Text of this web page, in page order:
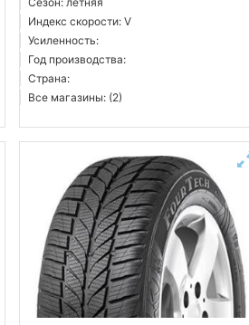
Индекс скорости: V
Усиленность:
Год производства:
Страна:
Все магазины: (2)